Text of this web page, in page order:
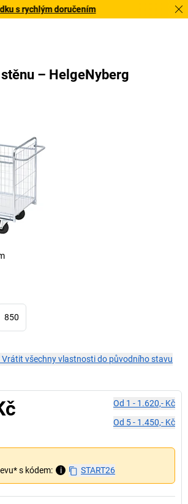
s rychlým doručením
– HelgeNyberg
850
Vrátit všechny vlastnosti do původního stavu
Od 1 - 1.620,- Kč
Od 5- 1.450,- Kč
s kódem:
i START26